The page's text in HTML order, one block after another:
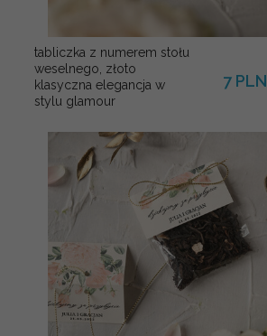
tabliczka z numerem stołu
weselnego, złoto
klasyczna elegancja w
stylu glamour
7 PLN